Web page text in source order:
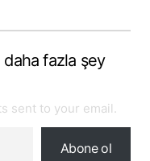
daha fazla şey
sent to your email.
Abone ol